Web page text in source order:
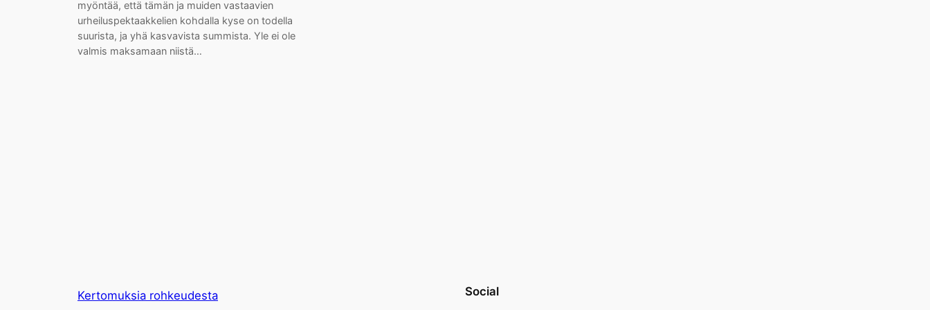
myöntää, että tämän ja muiden vastaavien
urheiluspektaakkelien kohdalla kyse on todella
suurista, ja yhä kasvavista summista. Yle ei ole
valmis maksamaan niistä…
Kertomuksia rohkeudesta Social